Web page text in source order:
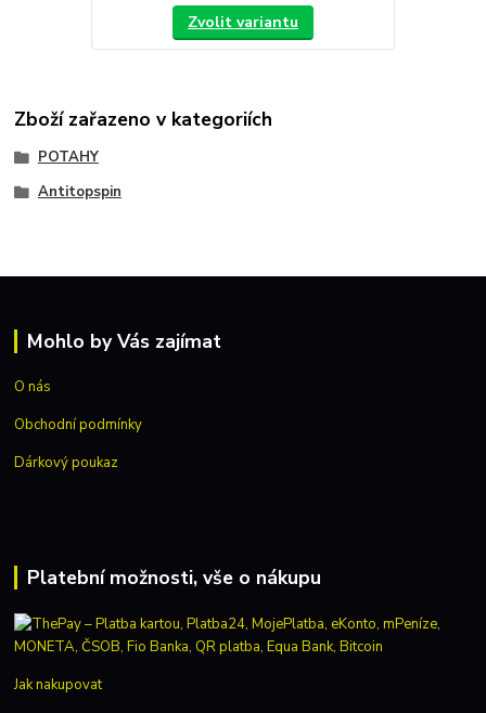
Zvolit variantu
Zboží zařazeno v kategoriích
POTAHY
Antitopspin
Mohlo by Vás zajímat
O nás
Obchodní podmínky
Dárkový poukaz
Platební možnosti, vše o nákupu
Jak nakupovat